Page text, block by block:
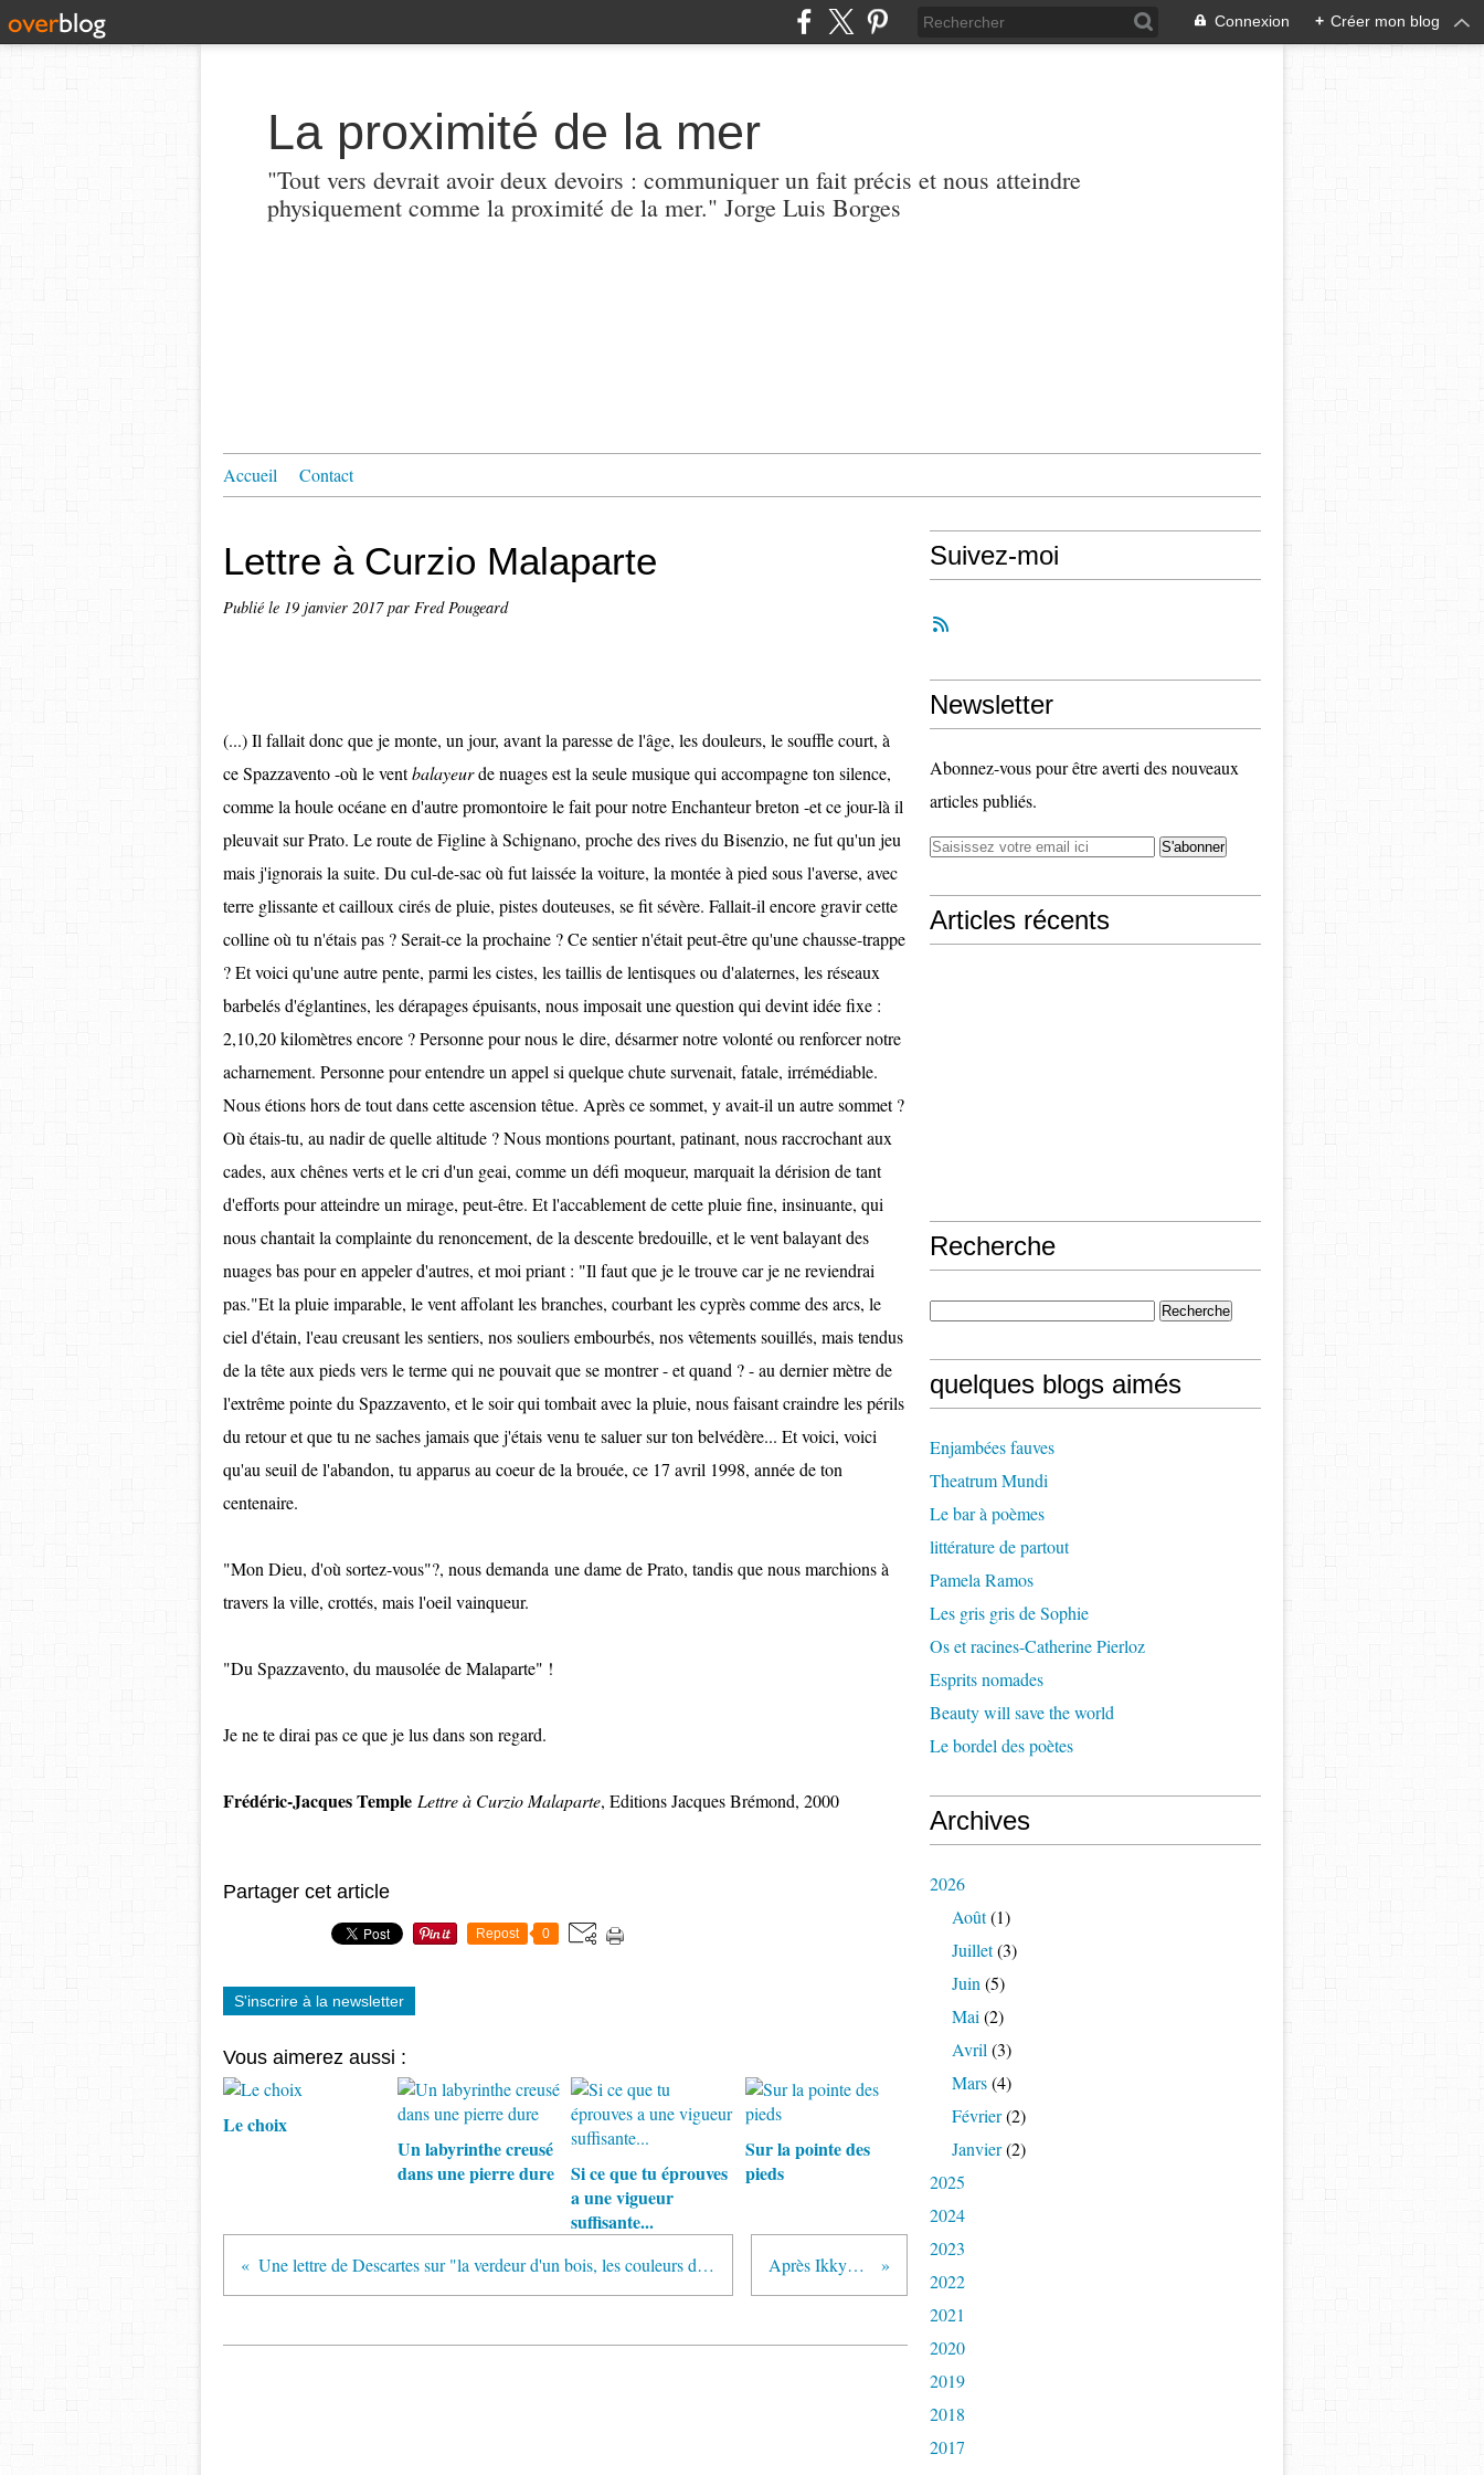
Connexion + Créer mon blog
La proximité de la mer
"Tout vers devrait avoir deux devoirs : communiquer un fait précis et nous atteindre
physiquement comme la proximité de la mer." Jorge Luis Borges
Accueil Contact
Lettre à Curzio Malaparte
Publié le 19 janvier 2017par Fred Pougeard
(...) Il fallait donc que je monte, un jour, avant la paresse de l'âge, les douleurs, le souffle court, à
ce Spazzavento -où le ventbalayeurde nuages est la seule musique qui accompagne ton silence,
comme la houle océane en d'autre promontoire le fait pour notre Enchanteur breton -et ce jour-là il
pleuvait sur Prato. Le route de Figline à Schignano, proche des rives du Bisenzio, ne fut qu'un jeu
mais j'ignorais la suite. Du cul-de-sac où fut laissée la voiture, la montée à pied sous l'averse, avec
terre glissante et cailloux cirés de pluie, pistes douteuses, se fit sévère. Fallait-il encore gravir cette
colline où tu n'étais pas ? Serait-ce la prochaine ? Ce sentier n'était peut-être qu'une chausse-trappe
? Et voici qu'une autre pente, parmi les cistes, les taillis de lentisques ou d'alaternes, les réseaux
barbelés d'églantines, les dérapages épuisants, nous imposait une question qui devint idée fixe :
2,10,20 kilomètres encore ? Personne pour nous le dire, désarmer notre volonté ou renforcer notre
acharnement. Personne pour entendre un appel si quelque chute survenait, fatale, irrémédiable.
Nous étions hors de tout dans cette ascension têtue. Après ce sommet, y avait-il un autre sommet ?
Où étais-tu, au nadir de quelle altitude ? Nous montions pourtant, patinant, nous raccrochant aux
cades, aux chênes verts et le cri d'un geai, comme un défi moqueur, marquait la dérision de tant
d'efforts pour atteindre un mirage, peut-être. Et l'accablement de cette pluie fine, insinuante, qui
nous chantait la complainte du renoncement, de la descente bredouille, et le vent balayant des
nuages bas pour en appeler d'autres, et moi priant : "Il faut que je le trouve car je ne reviendrai
pas."Et la pluie imparable, le vent affolant les branches, courbant les cyprès comme des arcs, le
ciel d'étain, l'eau creusant les sentiers, nos souliers embourbés, nos vêtements souillés, mais tendus
de la tête aux pieds vers le terme qui ne pouvait que se montrer - et quand ? - au dernier mètre de
l'extrême pointe du Spazzavento, et le soir qui tombait avec la pluie, nous faisant craindre les périls
du retour et que tu ne saches jamais que j'étais venu te saluer sur ton belvédère... Et voici, voici
qu'au seuil de l'abandon, tu apparus au coeur de la brouée, ce 17 avril 1998, année de ton
centenaire.
"Mon Dieu, d'où sortez-vous"?, nous demanda une dame de Prato, tandis que nous marchions à
travers la ville, crottés, mais l'oeil vainqueur.
"Du Spazzavento, du mausolée de Malaparte" !
Je ne te dirai pas ce que je lus dans son regard.
Frédéric-Jacques Temple Lettre à Curzio Malaparte, Editions Jacques Brémond, 2000
Partager cet article
Repost 0
S'inscrire à la newsletter
Vous aimerez aussi :
Le choix
Un labyrinthe creusé
dans une pierre dure
Si ce que tu éprouves
a une vigueur
suffisante...
Sur la pointe des
pieds
Une lettre de Descartes sur "la verdeur d'un bois, les couleurs d'une fleur, le vol d'un oiseau". Après Ikkyu (extraits)
Suivez-moi
Newsletter
Abonnez-vous pour être averti des nouveaux
articles publiés.
Articles récents
Recherche
quelques blogs aimés
Enjambées fauves
Theatrum Mundi
Le bar à poèmes
littérature de partout
Pamela Ramos
Les gris gris de Sophie
Os et racines-Catherine Pierloz
Esprits nomades
Beauty will save the world
Le bordel des poètes
Archives
2026
Août(1)
Juillet(3)
Juin (5)
Mai (2)
Avril (3)
Mars(4)
Février(2)
Janvier(2)
2025
2024
2023
2022
2021
2020
2019
2018
2017